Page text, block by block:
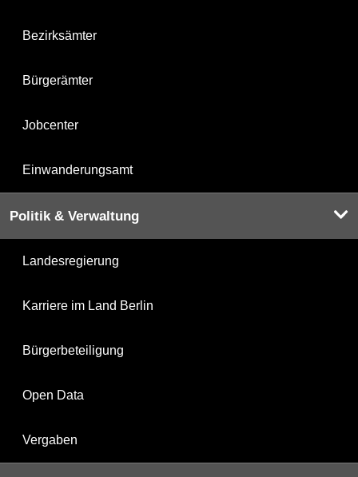
Bezirksämter
Bürgerämter
Jobcenter
Einwanderungsamt
Politik & Verwaltung
Landesregierung
Karriere im Land Berlin
Bürgerbeteiligung
Open Data
Vergaben